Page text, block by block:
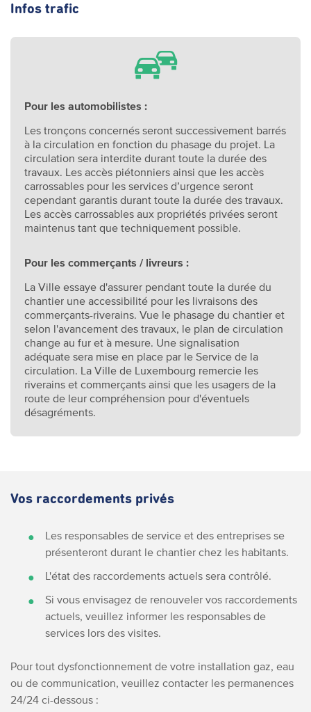
Infos trafic
Pour les automobilistes :
Les tronçons concernés seront successivement barrés
à la circulation en fonction du phasage du projet. La
circulation sera interdite durant toute la durée des
travaux. Les accès piétonniers ainsi que les accès
carrossables pour les services d’urgence seront
cependant garantis durant toute la durée des travaux.
Les accès carrossables aux propriétés privées seront
maintenus tant que techniquement possible.
Pour les commerçants / livreurs :
La Ville essaye d'assurer pendant toute la durée du
chantier une accessibilité pour les livraisons des
commerçants-riverains. Vue le phasage du chantier et
selon l'avancement des travaux, le plan de circulation
change au fur et à mesure. Une signalisation
adéquate sera mise en place par le Service de la
circulation. La Ville de Luxembourg remercie les
riverains et commerçants ainsi que les usagers de la
route de leur compréhension pour d'éventuels
désagréments.
Vos raccordements privés
Les responsables de service et des entreprises se
présenteront durant le chantier chez les habitants.
L'état des raccordements actuels sera contrôlé.
Si vous envisagez de renouveler vos raccordements
actuels, veuillez informer les responsables de
services lors des visites.
Pour tout dysfonctionnement de votre installation gaz, eau
ou de communication, veuillez contacter les permanences
24/24 ci-dessous :